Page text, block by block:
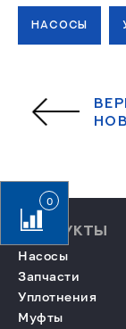
0
НАСОСЫ
ПРОДУКТЫ
Насосы
Запчасти
Уплотнения
Муфты